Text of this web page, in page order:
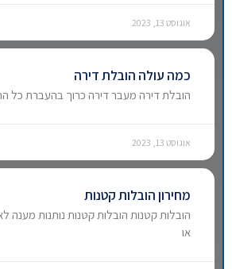
אוגוסט 13, 2023
כמה עולה הובלת דירה
הובלת דירה מעבר דירה כרוך בהעברת כל
אוגוסט 13, 2023
מחירון הובלות קטנות
הובלות קטנות הובלות קטנות נותנות מענה
או